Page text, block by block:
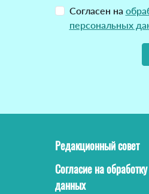
Согласен на
персональных
Редакционный совет
Согласие на
данных